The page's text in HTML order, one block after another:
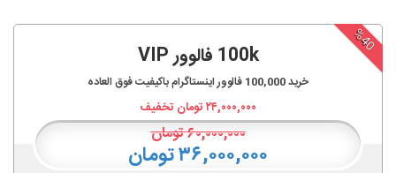
%40
100k فالوور VIP
خرید100,000 فالوور اینستاگرام باکیفیت فوق العاده
۲۴,۰۰۰,۰۰۰تومان تخفیف
۶۰,۰۰۰,۰۰۰تومان
۳۶,۰۰۰,۰۰۰ تومان